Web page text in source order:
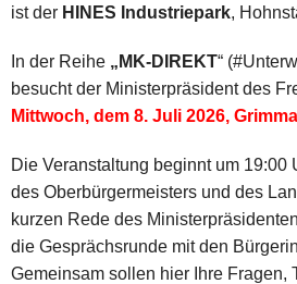
ist der HINES Industriepark,
In der Reihe „MK-DIREKT“
besucht der Ministerpräsident des
Mittwoch, dem 8. Juli 2026,
Die Veranstaltung beginnt um 19:00
des Oberbürgermeisters und des
kurzen Rede des
die Gesprächsrunde mit den
Gemeinsam sollen hier Ihre Fragen,